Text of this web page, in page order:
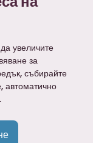
увеличите
за
събирайте
автоматично